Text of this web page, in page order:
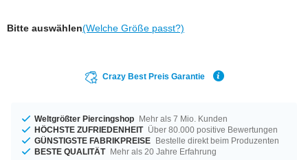
Bitte auswählen(Welche Größe passt?)
Crazy Best Preis Garantie
Weltgrößter Piercingshop Mehr als 7 Mio. Kunden
HÖCHSTE ZUFRIEDENHEIT Über 80.000 positive Bewertungen
GÜNSTIGSTE FABRIKPREISE Bestelle direkt beim Produzenten
BESTE QUALITÄT Mehr als 20 Jahre Erfahrung